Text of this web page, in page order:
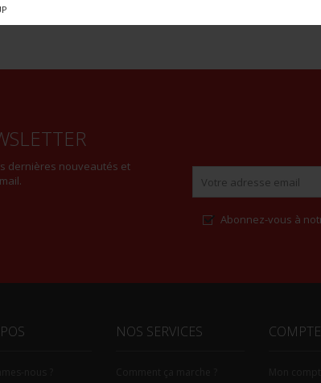
dernières nouveautés et
Abonnez-vous à
NOS SERVICES